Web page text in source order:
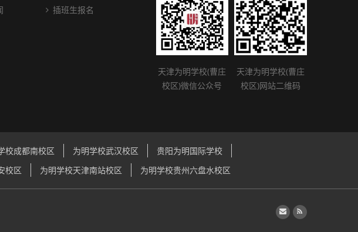
插班生报名
天津为明学校(曹庄
校区)微信公众号
天津为明学校(曹庄
校区)网站二维码
校成都南校区 为明学校武汉校区
贵阳为明国际学校
校区 为明学校天津南站校区 为明学校贵州六盘水校区